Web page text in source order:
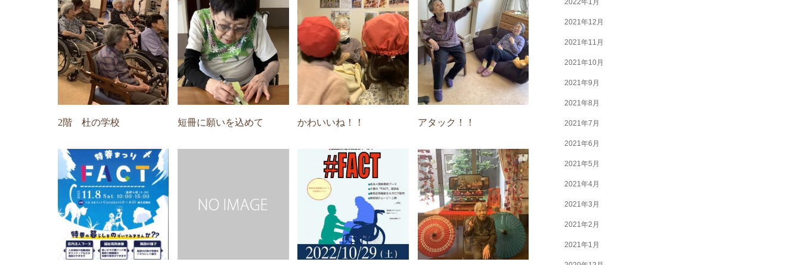
2階 杜の学校 短冊に願いを込めて かわいいね！！ アタック！！
2021年12月
2021年11月
2021年10月
2021年9月
2021年8月
2021年7月
2021年6月
2021年5月
2021年4月
2021年3月
2021年2月
2021年1月